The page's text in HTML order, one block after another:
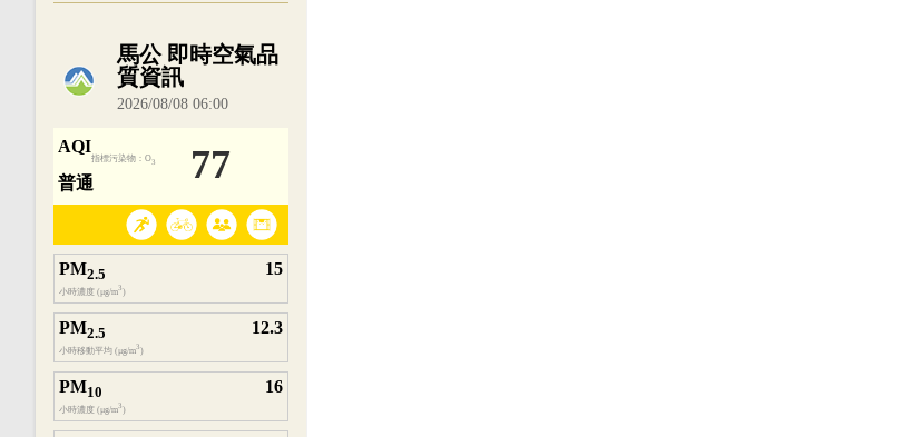
內嵌空氣品質小工具為視覺預覽，完整即時空氣品質資料請開啟